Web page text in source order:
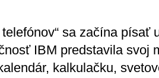
sa začína písať
IBM predstavila svoj
kalkulačku,